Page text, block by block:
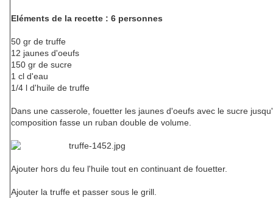
Eléments de la recette : 6 personnes
50 gr de truffe
12 jaunes d'oeufs
150 gr de sucre
1 cl d'eau
1/4 l d'huile de truffe
Dans une casserole, fouetter les jaunes d'oeufs avec le sucre
composition fasse un ruban double de volume.
Ajouter hors du feu l'huile tout en continuant de fouetter.
Ajouter la truffe et passer sous le grill.